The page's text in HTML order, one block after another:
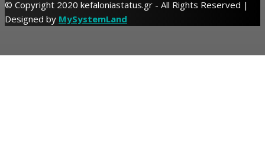
© Copyright 2020 kefaloniastatus.gr - All Rights Reserved |
Designed by MySystemLand